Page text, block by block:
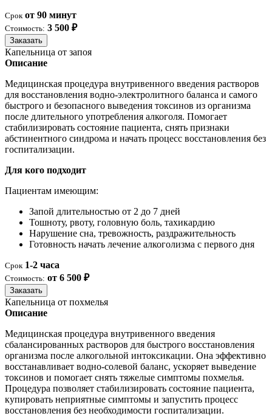
Срок от 90 минут
Стоимость: 3 500 ₽
Заказать
Капельница от запоя
Описание
Медицинская процедура внутривенного введения растворов
для восстановления водно-электролитного баланса и самого
быстрого и безопасного выведения токсинов из организма
после длительного употребления алкоголя. Помогает
стабилизировать состояние пациента, снять признаки
абстинентного синдрома и начать процесс восстановления без
госпитализации.
Для кого подходит
Пациентам имеющим:
Запой длительностью от 2 до 7 дней
Тошноту, рвоту, головную боль, тахикардию
Нарушение сна, тревожность, раздражительность
Готовность начать лечение алкоголизма с первого дня
Срок 1-2 часа
Стоимость: от 6 500 ₽
Заказать
Капельница от похмелья
Описание
Медицинская процедура внутривенного введения
сбалансированных растворов для быстрого восстановления
организма после алкогольной интоксикации. Она эффективно
восстанавливает водно-солевой баланс, ускоряет выведение
токсинов и помогает снять тяжелые симптомы похмелья.
Процедура позволяет стабилизировать состояние пациента,
купировать неприятные симптомы и запустить процесс
восстановления без необходимости госпитализации.